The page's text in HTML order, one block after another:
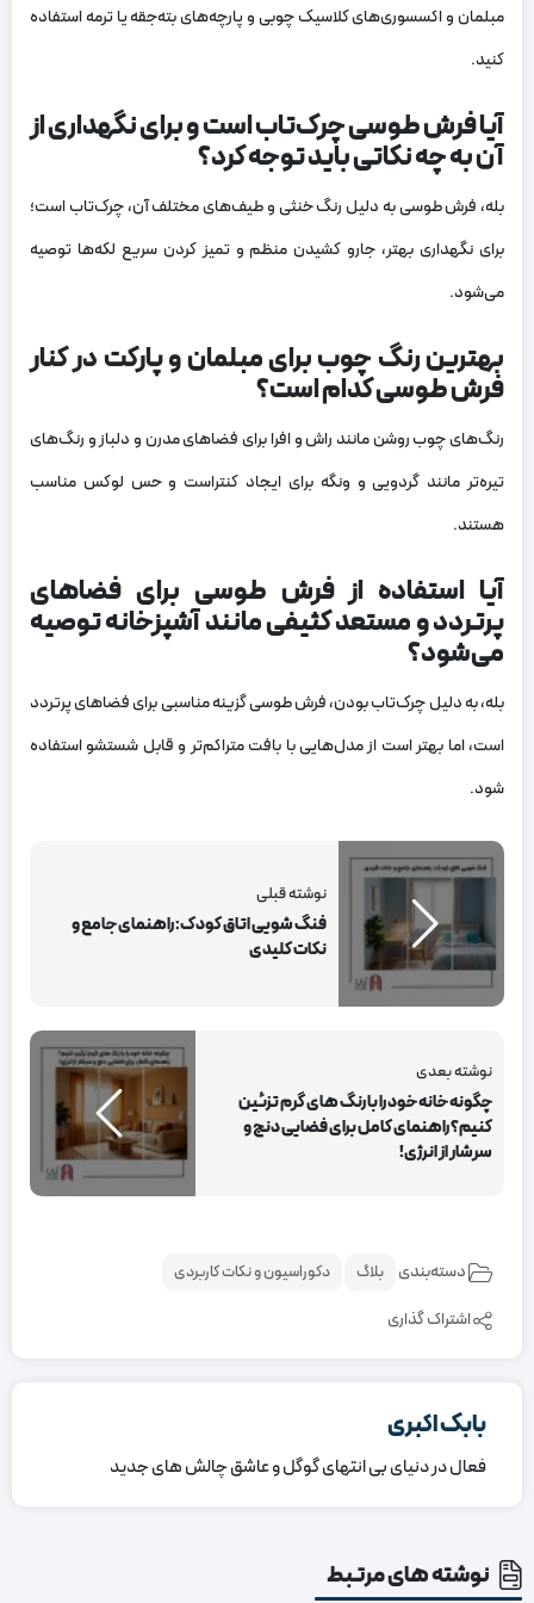
مبلمان و اکسسوری‌های کلاسیک چوبی و پارچه‌های بته‌جقه یا ترمه استفاده
کنید.
آیا فرش طوسی چرک‌تاب است و برای نگهداری از
آن به چه نکاتی باید توجه کرد؟
بله، فرش طوسی به دلیل رنگ خنثی و طیف‌های مختلف آن، چرک‌تاب است؛
برای نگهداری بهتر، جارو کشیدن منظم و تمیز کردن سریع لکه‌ها توصیه
می‌شود.
بهترین رنگ چوب برای مبلمان و پارکت در کنار
فرش طوسی کدام است؟
رنگ‌های چوب روشن مانند راش و افرا برای فضاهای مدرن و دلباز و رنگ‌های
تیره‌تر مانند گردویی و ونگه برای ایجاد کنتراست و حس لوکس مناسب
هستند.
آیا استفاده از فرش طوسی برای فضاهای
پرتردد و مستعد کثیفی مانند آشپزخانه توصیه
می‌شود؟
بله، به دلیل چرک‌تاب بودن، فرش طوسی گزینه مناسبی برای فضاهای پرتردد
است، اما بهتر است از مدل‌هایی با بافت متراکم‌تر و قابل شستشو استفاده
شود.
نوشته قبلی
فنگ شویی اتاق کودک: راهنمای جامع و
نکات کلیدی
نوشته بعدی
چگونه خانه خود را با رنگ های گرم تزئین
کنیم؟ راهنمای کامل برای فضایی دنج و
سرشار از انرژی!
دسته‌بندی بلاگ دکوراسیون و نکات کاربردی
اشتراک گذاری
بابک اکبری
فعال در دنیای بی انتهای گوگل و عاشق چالش های جدید
نوشته های مرتبط